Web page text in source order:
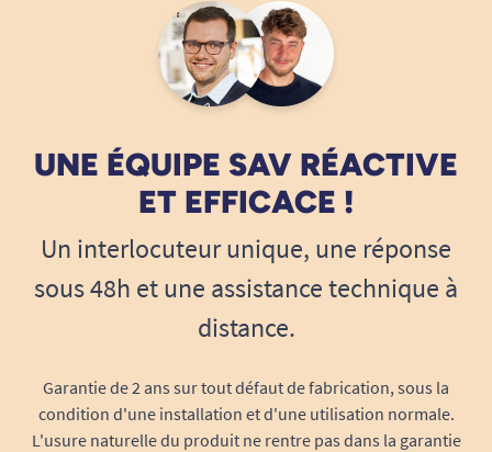
UNE ÉQUIPE SAV RÉACTIVE
ET EFFICACE !
Un interlocuteur unique, une réponse
sous 48h et une assistance technique à
distance.
Garantie de 2 ans sur tout défaut de fabrication, sous la
condition d'une installation et d'une utilisation normale.
L'usure naturelle du produit ne rentre pas dans la garantie